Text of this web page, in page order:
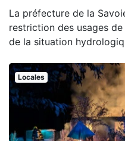
La préfecture de la
restriction des usages
de la situation
Locales